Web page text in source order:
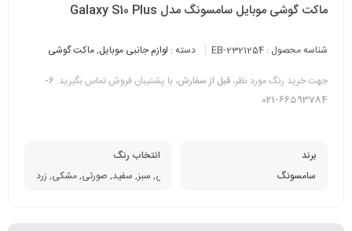
ماکت گوشی موبایل سامسونگ مدل Galaxy S10 Plus
شناسه محصول : EB-2321254 دسته : لوازم جانبی موبایل,ماکت گوشی
جهت خرید رنگ مورد نظر، قبل از سفارش، با پشتیبان فروش تماس بگیرید. 6-
66593784-021
برند
سامسونگ
انتخاب رنگ
آبی, سبز, سفید, صورتی, مشکی, زرد